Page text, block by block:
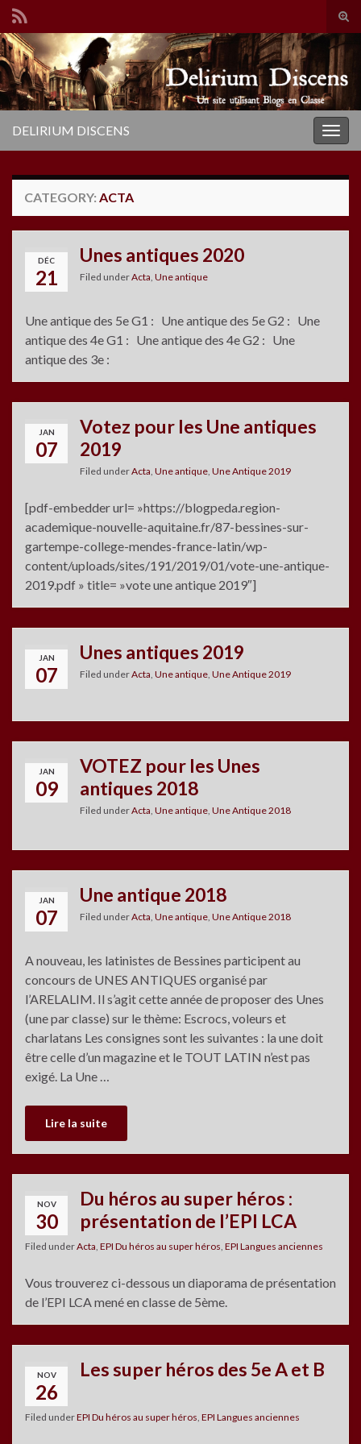
Search for:
DELIRIUM DISCENS
CATEGORY: ACTA
DÉC
21
Unes antiques 2020
Filed underActa Une antique
Une antique des 5e G1 : Une antique des 5e G2 : Une
antique des 4e G1 : Une antique des 4e G2 : Une
antique des 3e :
JAN
07
Votez pour les Une antiques
2019
Filed underActa Une antique Une Antique 2019
[pdf-embedder url= »https://blogpeda.region-
academique-nouvelle-aquitaine.fr/87-bessines-sur-
gartempe-college-mendes-france-latin/wp-
content/uploads/sites/191/2019/01/vote-une-antique-
2019.pdf » title= »vote une antique 2019″]
JAN
07
Unes antiques 2019
Filed underActa Une antique Une Antique 2019
JAN
09
VOTEZ pour les Unes
antiques 2018
Filed underActa Une antique Une Antique 2018
JAN
07
Une antique 2018
Filed underActa Une antique Une Antique 2018
A nouveau, les latinistes de Bessines participent au
concours de UNES ANTIQUES organisé par
l’ARELALIM. Il s’agit cette année de proposer des Unes
(une par classe) sur le thème: Escrocs, voleurs et
charlatans Les consignes sont les suivantes : la une doit
être celle d’un magazine et le TOUT LATIN n’est pas
exigé. La Une …
Lire la suite
NOV
30
Du héros au super héros :
présentation de l’EPI LCA
Filed underActa EPI Du héros au super héros EPI Langues anciennes
Vous trouverez ci-dessous un diaporama de présentation
de l’EPI LCA mené en classe de 5ème.
NOV
26
Les super héros des 5e A et B
Filed underEPI Du héros au super héros EPI Langues anciennes